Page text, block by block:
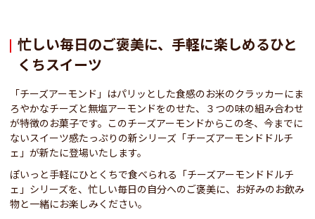
忙しい毎日のご褒美に、手軽に楽しめるひと
くちスイーツ
「チーズアーモンド」はパリッとした食感のお米のクラッカーにま
ろやかなチーズと無塩アーモンドをのせた、３つの味の組み合わせ
が特徴のお菓子です。このチーズアーモンドからこの冬、今までに
ないスイーツ感たっぷりの新シリーズ「チーズアーモンドドルチ
ェ」が新たに登場いたします。
ぽいっと手軽にひとくちで食べられる「チーズアーモンドドルチ
ェ」シリーズを、忙しい毎日の自分へのご褒美に、お好みのお飲み
物と一緒にお楽しみください。